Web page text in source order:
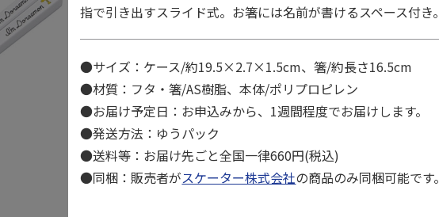
指で引き出すスライド式。お箸には名前が書けるスペース付き。
●サイズ：ケース/約19.5×2.7×1.5cm、箸/約長さ16.5cm
●材質：フタ・箸/AS樹脂、本体/ポリプロピレン
●お届け予定日：お申込みから、1週間程度でお届けします。
●発送方法：ゆうパック
●送料等：お届け先ごと全国一律660円(税込)
●同梱：販売者がスケーター株式会社の商品のみ同梱可能です。